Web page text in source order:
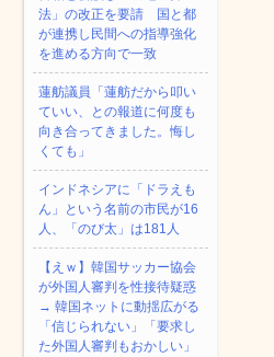
法」の改正を要請 国と都
が連携し民間への指導強化
を進める方向で一致
蓮舫議員「蓮舫だから叩い
ていい、との報道に何度も
向き合ってきました。悔し
くても」
インドネシアに「ドラえも
ん」という名前の市民が16
人、「のび太」は181人
【えｗ】韓国サッカー協会
が外国人審判を性接待疑惑
→ 韓国ネットに動揺広がる
「信じられない」「要求し
た外国人審判もおかしい」